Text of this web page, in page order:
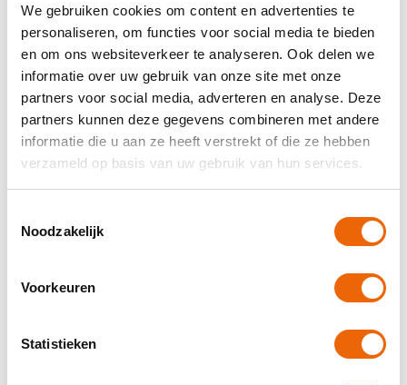
We gebruiken cookies om content en advertenties te
personaliseren, om functies voor social media te bieden
en om ons websiteverkeer te analyseren. Ook delen we
informatie over uw gebruik van onze site met onze
partners voor social media, adverteren en analyse. Deze
partners kunnen deze gegevens combineren met andere
informatie die u aan ze heeft verstrekt of die ze hebben
verzameld op basis van uw gebruik van hun services.
Noodzakelijk
Voorkeuren
Statistieken